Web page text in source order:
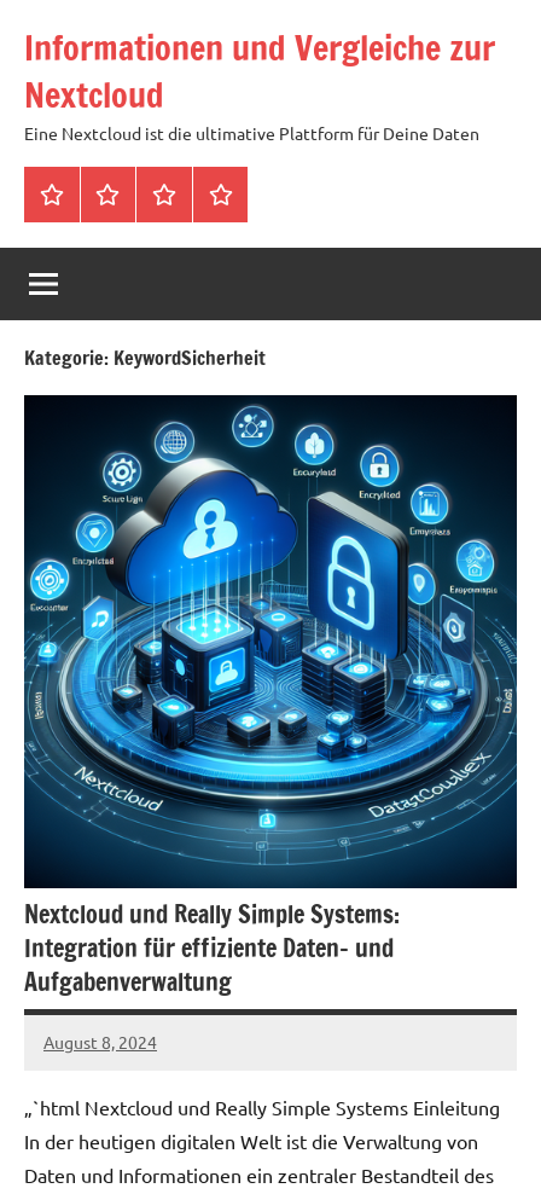
Inhalt
springen
Informationen und Vergleiche zur
Nextcloud
Eine Nextcloud ist die ultimative Plattform für Deine Daten
StartseiteNeuste
Artikel
Cloud
mit
Speicher
4,99
Euro
/
mtl
Tags
Kategorie: KeywordSicherheit
Nextcloud und Really Simple Systems:
Integration für effiziente Daten- und
Aufgabenverwaltung
August 8, 2024
admin
„`html Nextcloud und Really Simple Systems Einleitung
In der heutigen digitalen Welt ist die Verwaltung von
Daten und Informationen ein zentraler Bestandteil des